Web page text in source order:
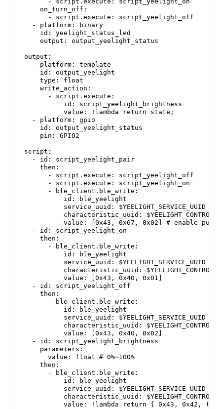
    on_turn_off:
      - script.execute: script_yeelight_off
  - platform: binary
    id: yeelight_status_led
    output: output_yeelight_status
output:
  - platform: template
    id: output_yeelight
    type: float
    write_action:
      - script.execute:
          id: script_yeelight_brightness
          value: !lambda return state;
  - platform: gpio
    id: output_yeelight_status
    pin: GPIO2
script:
  - id: script_yeelight_pair
    then:
      - script.execute: script_yeelight_off
      - script.execute: script_yeelight_on
      - ble_client.ble_write:
          id: ble_yeelight
          service_uuid: $YEELIGHT_SERVICE_UUID
characteristic_uuid:
value: [0x43, 0x67, 0x02] # enable
  - id: script_yeelight_on
    then:
      - ble_client.ble_write:
          id: ble_yeelight
          service_uuid: $YEELIGHT_SERVICE_UUID
characteristic_uuid:
          value: [0x43, 0x40, 0x01]
  - id: script_yeelight_off
    then:
      - ble_client.ble_write:
          id: ble_yeelight
          service_uuid: $YEELIGHT_SERVICE_UUID
characteristic_uuid:
          value: [0x43, 0x40, 0x02]
  - id: script_yeelight_brightness
    parameters:
      value: float # 0%~100%
    then:
      - ble_client.ble_write:
          id: ble_yeelight
          service_uuid: $YEELIGHT_SERVICE_UUID
characteristic_uuid:
value: !lambda return { 0x43, 0x42,